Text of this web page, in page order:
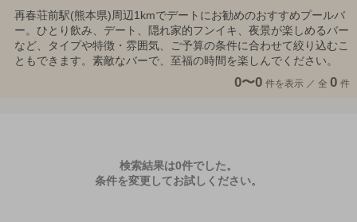
再春荘前駅(熊本県)周辺1kmでデートにお勧めのおすすめプールバ
ー。ひとり飲み、デート、隠れ家的フンイキ、夜景が楽しめるバー
など、タイプや特徴・雰囲気、ご予算の条件に合わせて絞り込むこ
ともできます。素敵なバーで、至福の時間を楽しんでください。
0〜0 件を表示 ／ 全 0 件
検索結果は0件でした。
条件を変更してお試しください。